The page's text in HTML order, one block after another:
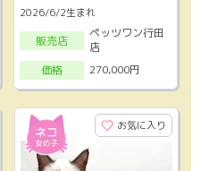
2026/6/2生まれ
販売店
ペッツワン行田
店
価格
270,000円
お気に入り